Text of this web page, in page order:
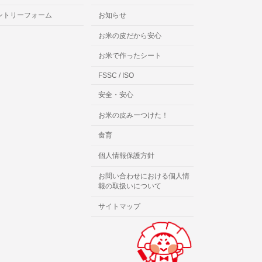
トリーフォーム お知らせ
お米の皮だから安心
お米で作ったシート
FSSC / ISO
安全・安心
お米の皮みーつけた！
食育
個人情報保護方針
お問い合わせにおける個人情
報の取扱いについて
サイトマップ